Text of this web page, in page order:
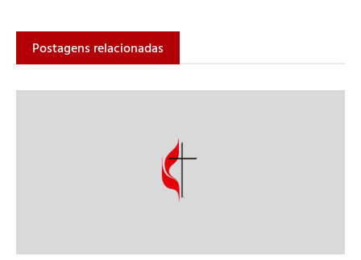
Postagens relacionadas